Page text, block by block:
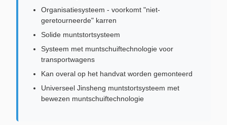
Organisatiesysteem - voorkomt "niet-
geretourneerde" karren
Solide muntstortsysteem
Systeem met muntschuiftechnologie voor
transportwagens
Kan overal op het handvat worden gemonteerd
Universeel Jinsheng muntstortsysteem met
bewezen muntschuiftechnologie